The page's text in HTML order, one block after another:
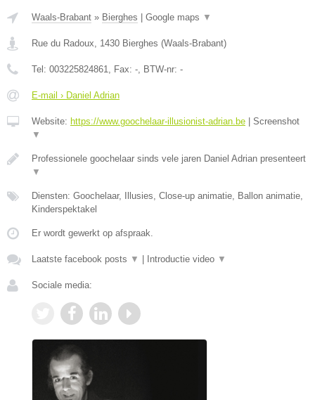
Waals-Brabant » Bierghes | Google maps ▼
Rue du Radoux 1430 Bierghes (Waals-Brabant)
Tel: 003225824861 , Fax: - , BTW-nr: -
E-mail › Daniel Adrian
Website: https://www.goochelaar-illusionist-adrian.be | Screenshot
▼
Professionele goochelaar sinds vele jaren Daniel Adrian presenteert
▼
Diensten: Goochelaar, Illusies, Close-up animatie, Ballon animatie,
Kinderspektakel
Er wordt gewerkt op afspraak.
Laatste facebook posts ▼ | Introductie video ▼
Sociale media: